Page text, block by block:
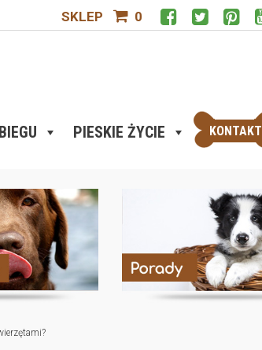
SKLEP 0
PIESKIE ŻYCIE KONTAKT